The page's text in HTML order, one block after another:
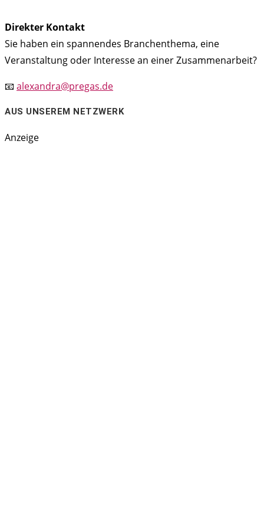
Direkter Kontakt
Sie haben ein spannendes Branchenthema, eine
Veranstaltung oder Interesse an einer Zusammenarbeit?
📧 alexandra@pregas.de
AUS UNSEREM NETZWERK
Anzeige